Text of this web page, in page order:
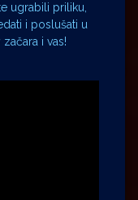
ugrabili priliku,
i poslušati u
i vas!